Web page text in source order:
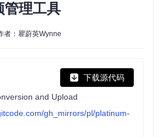
管理工具
者：瞿蔚英Wynne
下载源代码
and Upload
gh_mirrors/pl/platinum-